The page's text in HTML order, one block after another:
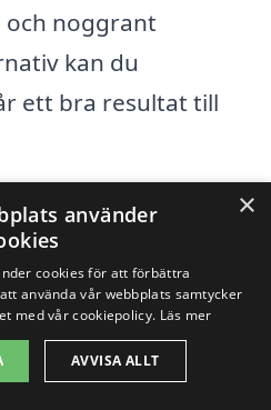
noggrant
kan du
ett bra resultat till
gratis och utan
×
använder
cookies för att förbättra
använda vår webbplats samtycker
med vår cookiepolicy. Läs mer
AVVISA ALLT